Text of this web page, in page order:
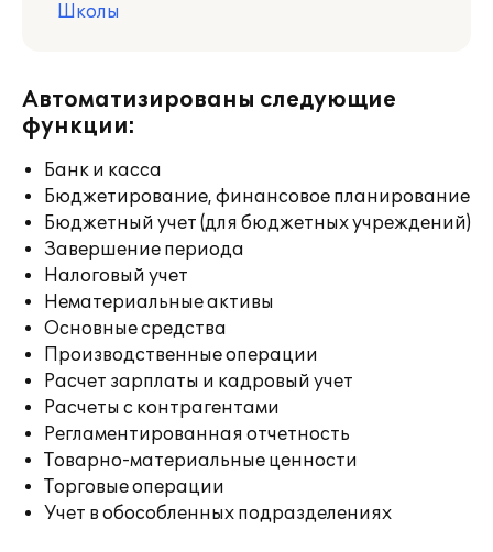
Школы
Автоматизированы следующие
функции:
Банк и касса
Бюджетирование, финансовое планирование
Бюджетный учет (для бюджетных учреждений)
Завершение периода
Налоговый учет
Нематериальные активы
Основные средства
Производственные операции
Расчет зарплаты и кадровый учет
Расчеты с контрагентами
Регламентированная отчетность
Товарно-материальные ценности
Торговые операции
Учет в обособленных подразделениях